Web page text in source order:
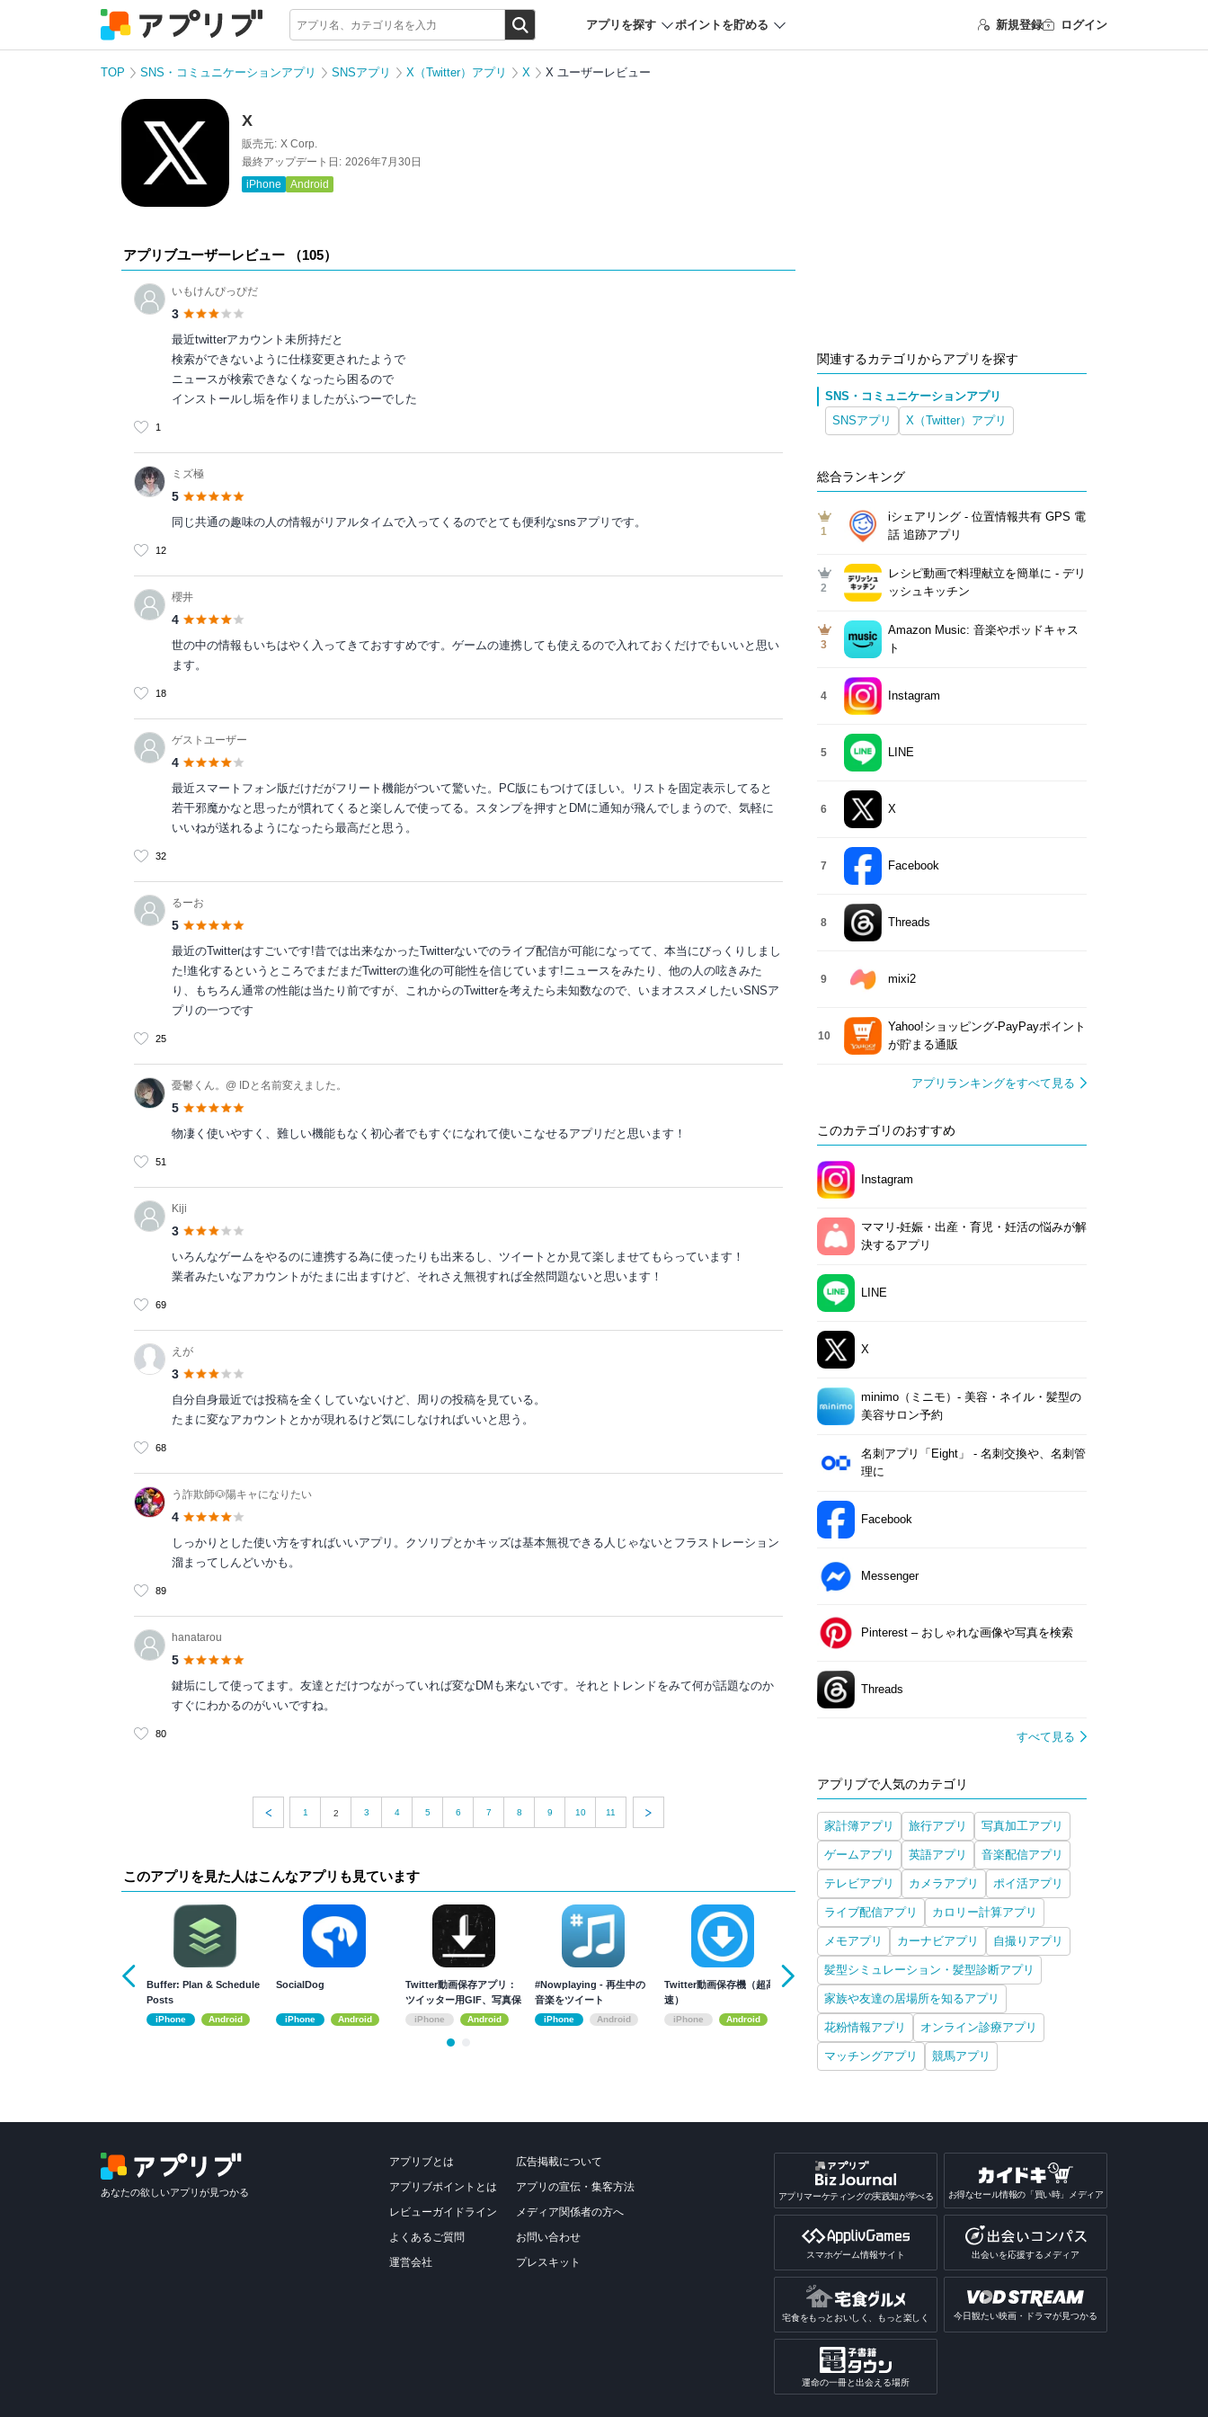
アプリを探す ポイントを貯める 新規登録 ログイン
TOP SNS・コミュニケーションアプリ SNSアプリ X（Twitter）アプリ X X ユーザーレビュー
X
販売元: X Corp.
最終アップデート日: 2026年7月30日
iPhone
Android
アプリブユーザーレビュー （105）
いもけんぴっぴだ
3
最近twitterアカウント未所持だと
検索ができないように仕様変更されたようで
ニュースが検索できなくなったら困るので
インストールし垢を作りましたがふつーでした
1
ミズ極
5
同じ共通の趣味の人の情報がリアルタイムで入ってくるのでとても便利なsnsアプリです。
12
櫻井
4
世の中の情報もいちはやく入ってきておすすめです。ゲームの連携しても使えるので入れておくだけでもいいと思い
ます。
18
ゲストユーザー
4
最近スマートフォン版だけだがフリート機能がついて驚いた。PC版にもつけてほしい。リストを固定表示してると
若干邪魔かなと思ったが慣れてくると楽しんで使ってる。スタンプを押すとDMに通知が飛んでしまうので、気軽に
いいねが送れるようになったら最高だと思う。
32
るーお
5
最近のTwitterはすごいです!昔では出来なかったTwitterないでのライブ配信が可能になってて、本当にびっくりしまし
た!進化するというところでまだまだTwitterの進化の可能性を信じています!ニュースをみたり、他の人の呟きみた
り、もちろん通常の性能は当たり前ですが、これからのTwitterを考えたら未知数なので、いまオススメしたいSNSア
プリの一つです
25
憂鬱くん。@ IDと名前変えました。
5
物凄く使いやすく、難しい機能もなく初心者でもすぐになれて使いこなせるアプリだと思います！
51
Kiji
3
いろんなゲームをやるのに連携する為に使ったりも出来るし、ツイートとか見て楽しませてもらっています！
業者みたいなアカウントがたまに出ますけど、それさえ無視すれば全然問題ないと思います！
69
えが
3
自分自身最近では投稿を全くしていないけど、周りの投稿を見ている。
たまに変なアカウントとかが現れるけど気にしなければいいと思う。
68
う詐欺師🐶陽キャになりたい
4
しっかりとした使い方をすればいいアプリ。クソリプとかキッズは基本無視できる人じゃないとフラストレーション
溜まってしんどいかも。
89
hanatarou
5
鍵垢にして使ってます。友達とだけつながっていれば変なDMも来ないです。それとトレンドをみて何が話題なのか
すぐにわかるのがいいですね。
80
1 2 3 4 5 6 7 8 9 10 11
このアプリを見た人はこんなアプリも見ています
Buffer: Plan & Schedule
Posts
iPhone Android
SocialDog
iPhone Android
Twitter動画保存アプリ：
ツイッター用GIF、写真保
存iPhone Android
#Nowplaying - 再生中の
音楽をツイート
iPhone Android
Twitter動画保存機（超高
速）
iPhone Android
Twip ついっぷ - for
Twitter - 動画保存
iPhone
関連するカテゴリからアプリを探す
SNS・コミュニケーションアプリ
SNSアプリ
X（Twitter）アプリ
総合ランキング
1
iシェアリング - 位置情報共有 GPS 電
話 追跡アプリ
2
レシピ動画で料理献立を簡単‪に - デリ
ッシュキッチン
3
Amazon Music: 音楽やポッドキャス
ト
4 Instagram
5 LINE
6 X
7 Facebook
8 Threads
9 mixi2
10
Yahoo!ショッピング-PayPayポイント
が貯まる通販
アプリランキングをすべて見る
このカテゴリのおすすめ
Instagram
ママリ-妊娠・出産・育児・妊活の悩みが解
決するアプリ
LINE
X
minimo（ミニモ）- 美容・ネイル・髪型の
美容サロン予約
名刺アプリ「Eight」 - 名刺交換や、名刺管
理に
Facebook
Messenger
Pinterest – おしゃれな画像や写真を検索
Threads
すべて見る
アプリブで人気のカテゴリ
家計簿アプリ 旅行アプリ 写真加工アプリ
ゲームアプリ 英語アプリ 音楽配信アプリ
テレビアプリ カメラアプリ ポイ活アプリ
ライブ配信アプリ カロリー計算アプリ
メモアプリ カーナビアプリ 自撮りアプリ
髪型シミュレーション・髪型診断アプリ
家族や友達の居場所を知るアプリ
花粉情報アプリ オンライン診療アプリ
マッチングアプリ 競馬アプリ
あなたの欲しいアプリが見つかる
アプリブとは
アプリブポイントとは
レビューガイドライン
よくあるご質問
運営会社
広告掲載について
アプリの宣伝・集客方法
メディア関係者の方へ
お問い合わせ
プレスキット
アプリマーケティングの実践知が学べる お得なセール情報の「買い時」メディア
スマホゲーム情報サイト 出会いを応援するメディア
宅食をもっとおいしく、もっと楽しく 今日観たい映画・ドラマが見つかる
運命の一冊と出会える場所